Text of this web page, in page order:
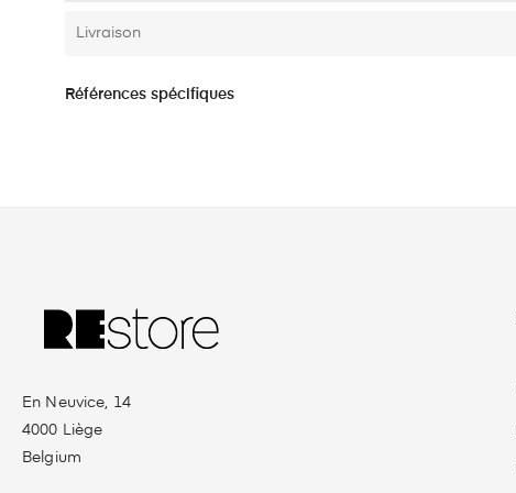
Livraison
Références spécifiques
En Neuvice, 14
4000 Liège
Belgium